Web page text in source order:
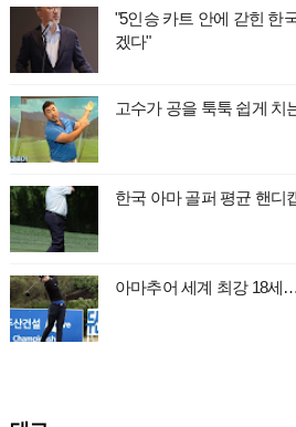
"5인승 카트 안에 갇힌 한
겠다"
고수가 공을 툭툭 쉽게 치
한국 아마 골퍼 평균 핸디
아마추어 세계 최강 18세